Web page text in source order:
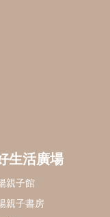
陽親子書房
～18:00)